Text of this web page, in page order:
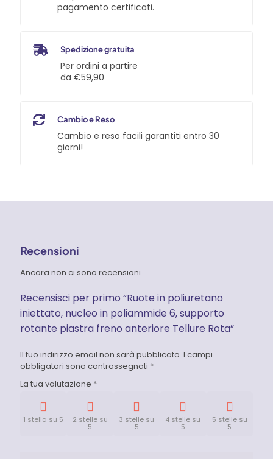
pagamento certificati.
Spedizione gratuita
Per ordini a partire
da €59,90
Cambio e Reso
Cambio e reso facili garantiti entro 30
giorni!
Recensioni
Ancora non ci sono recensioni.
Recensisci per primo “Ruote in poliuretano
iniettato, nucleo in poliammide 6, supporto
rotante piastra freno anteriore Tellure Rota”
Il tuo indirizzo email non sarà pubblicato. I campi
obbligatori sono contrassegnati *
La tua valutazione *
1 stella su 5 2 stelle su
5
3 stelle su
5
4 stelle su
5
5 stelle su
5